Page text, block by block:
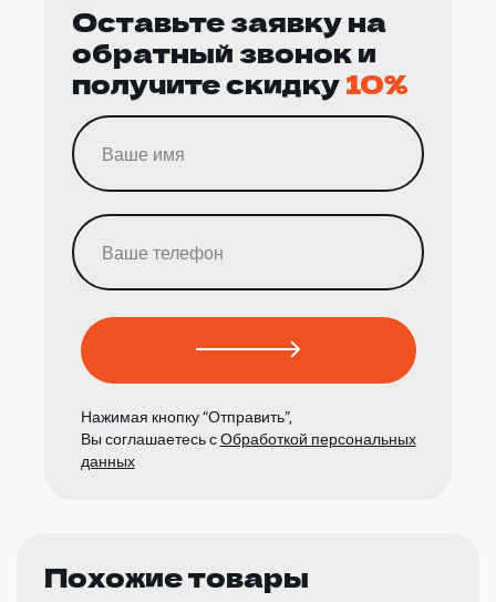
Оставьте заявку на
обратный звонок и
получите скидку10%
Нажимая кнопку “Отправить”,
Вы соглашаетесь сОбработкой персональных
данных
Похожие товары